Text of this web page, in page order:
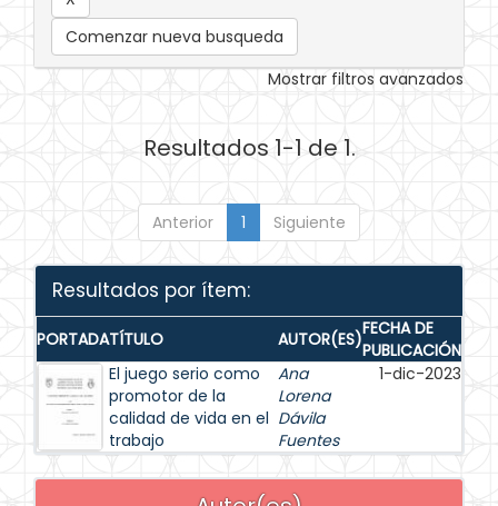
Comenzar nueva busqueda
Mostrar filtros avanzados
Resultados 1-1 de 1.
Anterior 1 Siguiente
Resultados por ítem:
PORTADATÍTULO AUTOR(ES)FECHA DE
PUBLICACIÓN
El juego serio como
promotor de la
calidad de vida en el
trabajo
Ana
Lorena
Dávila
Fuentes
1-dic-2023